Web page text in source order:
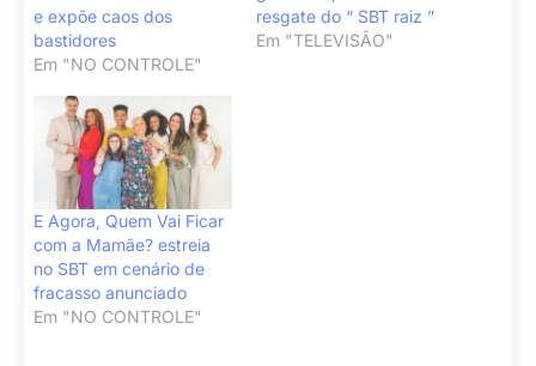
e expõe caos dos
bastidores
Em "NO CONTROLE"
resgate do “ SBT raiz ”
Em "TELEVISÃO"
E Agora, Quem Vai Ficar
com a Mamãe? estreia
no SBT em cenário de
fracasso anunciado
Em "NO CONTROLE"